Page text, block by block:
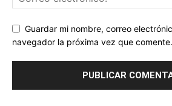
Guardar mi nombre, correo
navegador la próxima vez que comente.